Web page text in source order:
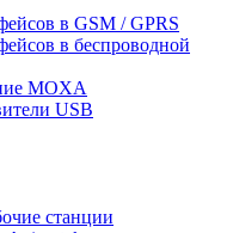
в GSM / GPRS
в беспроводной
MOXA
USB
станции